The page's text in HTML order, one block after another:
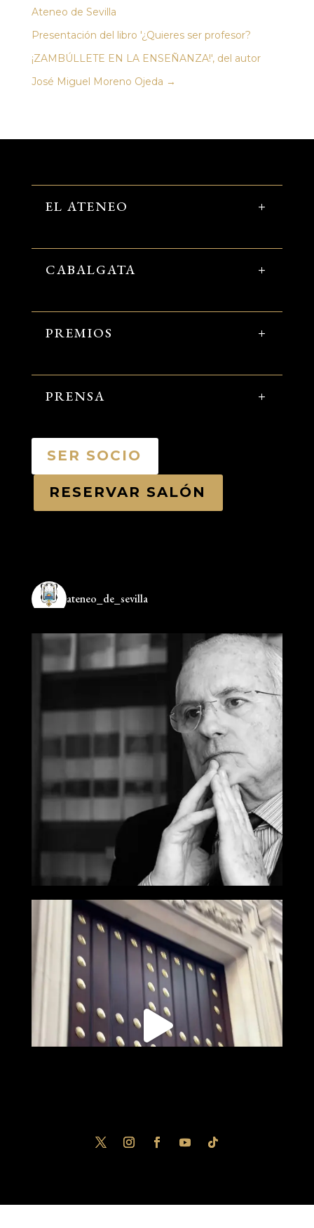
Ateneo de Sevilla
Presentación del libro '¿Quieres ser profesor?
¡ZAMBÚLLETE EN LA ENSEÑANZA!', del autor
José Miguel Moreno Ojeda →
EL ATENEO
CABALGATA
PREMIOS
PRENSA
SER SOCIO
RESERVAR SALÓN
ateneo_de_sevilla